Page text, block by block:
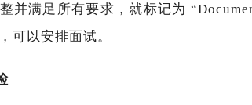
并满足所有要求，就标记为
可以安排面试。